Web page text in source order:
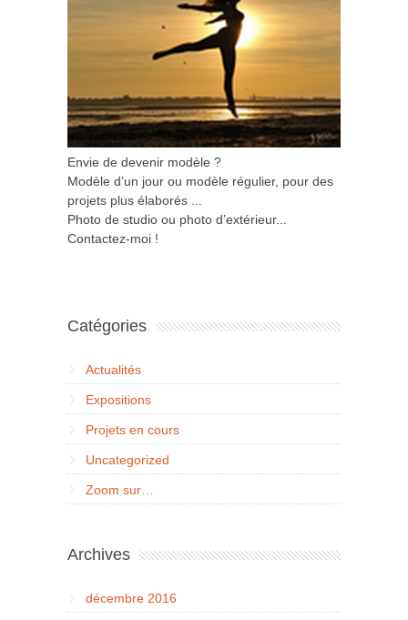
Envie de devenir modèle ?
Modèle d’un jour ou modèle régulier, pour des
projets plus élaborés ...
Photo de studio ou photo d’extérieur...
Contactez-moi !
Catégories
Actualités
Expositions
Projets en cours
Uncategorized
Zoom sur…
Archives
décembre 2016